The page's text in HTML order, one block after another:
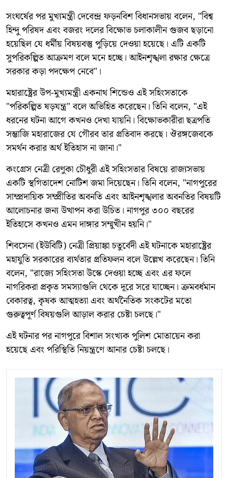
সংঘর্ষের পর মুখ্যমন্ত্রী দেবেন্দ্র ফড়নবিশ বিধানসভায় বলেন, "বিশ্ব
হিন্দু পরিষদ এবং বজরং দলের বিক্ষোভ চলাকালীন গুজব ছড়ানো
হয়েছিল যে ধর্মীয় বিষয়বস্তু পুড়িয়ে দেওয়া হয়েছে। এটি একটি
সুপরিকল্পিত আক্রমণ বলে মনে হচ্ছে। আইনশৃঙ্খলা রক্ষার ক্ষেত্রে
সরকার কড়া পদক্ষেপ নেবে"।
মহারাষ্ট্রের উপ-মুখ্যমন্ত্রী একনাথ শিন্ডেও এই সহিংসতাকে
"পরিকল্পিত ষড়যন্ত্র" বলে অভিহিত করেছেন। তিনি বলেন, "এই
ধরনের ঘটনা আগে কখনও দেখা যায়নি। বিক্ষোভকারীরা ছত্রপতি
সম্ভাজি মহারাজের যে গৌরব তার প্রতিবাদ করছে। ঔরঙ্গজেবকে
সমর্থন করার অর্থ ইতিহাস না জানা।"
কংগ্রেস নেত্রী রেণুকা চৌধুরী এই সহিংসতার বিষয়ে রাজ্যসভায়
একটি স্থগিতাদেশ নোটিশ জমা দিয়েছেন। তিনি বলেন, "নাগপুরের
সাম্প্রদায়িক সম্প্রীতির অবনতি এবং আইনশৃঙ্খলার অবনতির বিষয়টি
আলোচনার জন্য উত্থাপন করা উচিত। নাগপুর ৩০০ বছরের
ইতিহাসে কখনও এমন দাঙ্গার সম্মুখীন হয়নি।"
শিবসেনা (ইউবিটি) নেত্রী প্রিয়াঙ্কা চতুর্বেদী এই ঘটনাকে মহারাষ্ট্রের
মহাযুতি সরকারের ব্যর্থতার প্রতিফলন বলে উল্লেখ করেছেন। তিনি
বলেন, "রাজ্যে সহিংসতা উস্কে দেওয়া হচ্ছে এবং এর ফলে
নাগরিকরা প্রকৃত সমস্যাগুলি থেকে দূরে সরে যাচ্ছেন। ক্রমবর্ধমান
বেকারত্ব, কৃষক আত্মহত্যা এবং অর্থনৈতিক সংকটের মতো
গুরুত্বপূর্ণ বিষয়গুলি আড়াল করার চেষ্টা চলছে।"
এই ঘটনার পর নাগপুরে বিশাল সংখ্যক পুলিশ মোতায়েন করা
হয়েছে এবং পরিস্থিতি নিয়ন্ত্রণে আনার চেষ্টা চলছে।